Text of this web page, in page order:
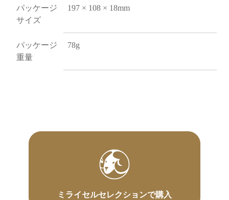
パッケージ
サイズ
197 × 108 × 18mm
パッケージ
重量
78g
ミライセルセレクションで購入